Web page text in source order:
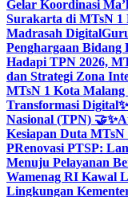
Gelar Koordinasi
Surakarta di MTsN 1
Madrasah Digital
Penghargaan Bidang
Hadapi TPN 2026,
dan Strategi Zona
MTsN 1 Kota Malang
Transformasi Digital
Nasional (TPN) 🤝✨
Kesiapan Duta
PRenovasi PTSP:
Menuju Pelayanan
Wamenag RI Kawal
Lingkungan